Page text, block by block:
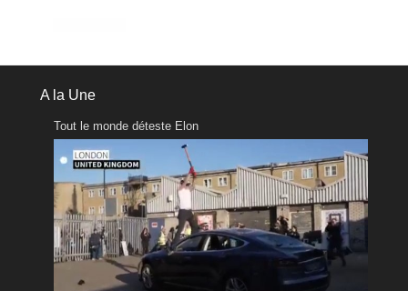
A la Une
Tout le monde déteste Elon